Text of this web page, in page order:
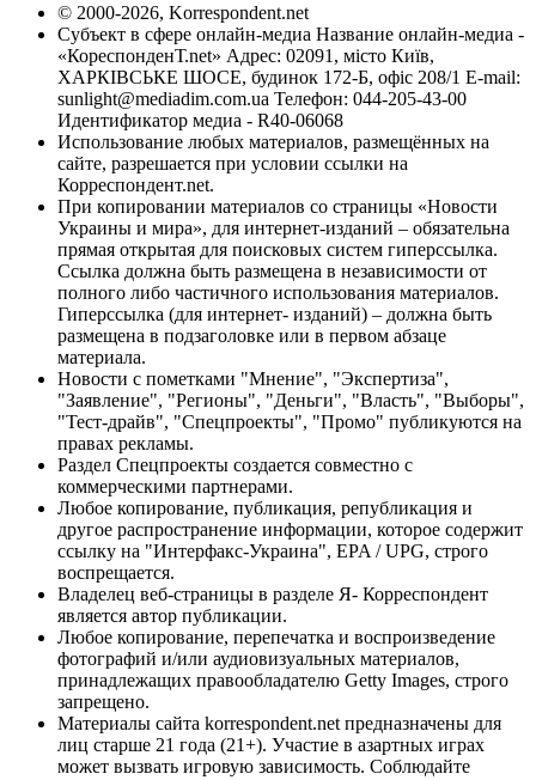
© 2000-2026, Korrespondent.net
Субъект в сфере онлайн-медиа Название онлайн-медиа -
«КореспонденТ.net» Адрес: 02091, місто Київ,
ХАРКІВСЬКЕ ШОСЕ, будинок 172-Б, офіс 208/1 E-mail:
sunlight@mediadim.com.ua Телефон: 044-205-43-00
Идентификатор медиа - R40-06068
Использование любых материалов, размещённых на
сайте, разрешается при условии ссылки на
Корреспондент.net.
При копировании материалов со страницы «Новости
Украины и мира», для интернет-изданий – обязательна
прямая открытая для поисковых систем гиперссылка.
Ссылка должна быть размещена в независимости от
полного либо частичного использования материалов.
Гиперссылка (для интернет- изданий) – должна быть
размещена в подзаголовке или в первом абзаце
материала.
Новости с пометками "Мнение", "Экспертиза",
"Заявление", "Регионы", "Деньги", "Власть", "Выборы",
"Тест-драйв", "Спецпроекты", "Промо" публикуются на
правах рекламы.
Раздел Спецпроекты создается совместно с
коммерческими партнерами.
Любое копирование, публикация, републикация и
другое распространение информации, которое содержит
ссылку на "Интерфакс-Украина", EPA / UPG, строго
воспрещается.
Владелец веб-страницы в разделе Я- Корреспондент
является автор публикации.
Любое копирование, перепечатка и воспроизведение
фотографий и/или аудиовизуальных материалов,
принадлежащих правообладателю Getty Images, строго
запрещено.
Материалы сайта korrespondent.net предназначены для
лиц старше 21 года (21+). Участие в азартных играх
может вызвать игровую зависимость. Соблюдайте